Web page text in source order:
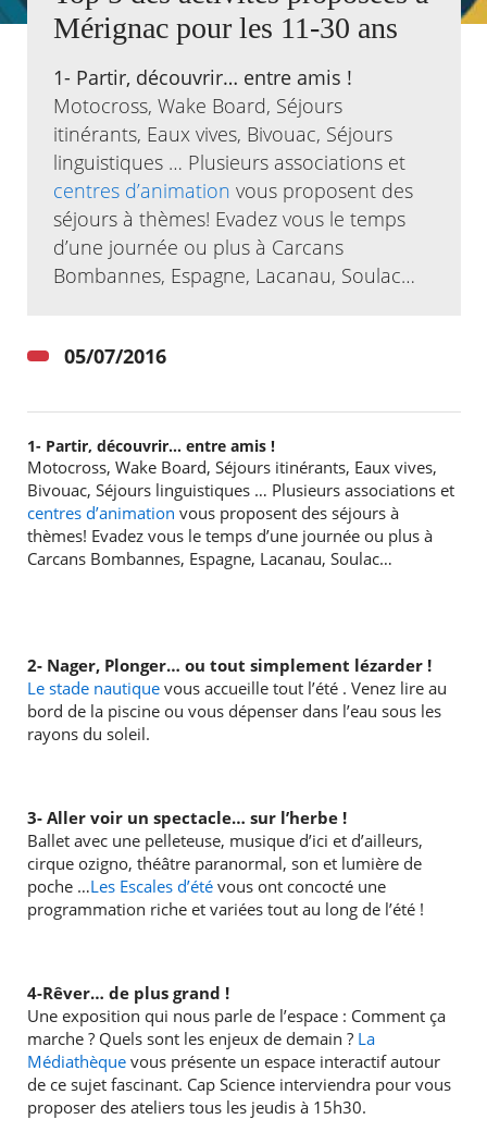
Actualités
Kiosque
Espace de services en ligne
Facebook
X Instagram
Youtube
Linkedin
RECHERCHER ...
Mérignac pour les 11-30 ans
1- Partir, découvrir… entre amis !
Motocross, Wake Board, Séjours
itinérants, Eaux vives, Bivouac, Séjours
linguistiques … Plusieurs associations et
centres d’animation vous proposent des
séjours à thèmes! Evadez vous le temps
d’une journée ou plus à Carcans
Bombannes, Espagne, Lacanau, Soulac…
05/07/2016
1- Partir, découvrir… entre amis !
Motocross, Wake Board, Séjours itinérants, Eaux vives,
Bivouac, Séjours linguistiques … Plusieurs associations et
centres d’animation vous proposent des séjours à
thèmes! Evadez vous le temps d’une journée ou plus à
Carcans Bombannes, Espagne, Lacanau, Soulac…
2- Nager, Plonger… ou tout simplement lézarder !
Le stade nautiquevous accueille tout l’été . Venez lire au
bord de la piscine ou vous dépenser dans l’eau sous les
rayons du soleil.
3-Aller voir un spectacle… sur l’herbe !
Ballet avec une pelleteuse, musique d’ici et d’ailleurs,
cirque ozigno, théâtre paranormal, son et lumière de
poche …Les Escales d’étévous ont concocté une
programmation riche et variées tout au long de l’été !
4-Rêver… de plus grand !
Une exposition qui nous parle de l’espace : Comment ça
marche ? Quels sont les enjeux de demain ? La
Médiathèquevous présente un espace interactif autour
de ce sujet fascinant. Cap Science interviendra pour vous
proposer des ateliers tous les jeudis à 15h30.